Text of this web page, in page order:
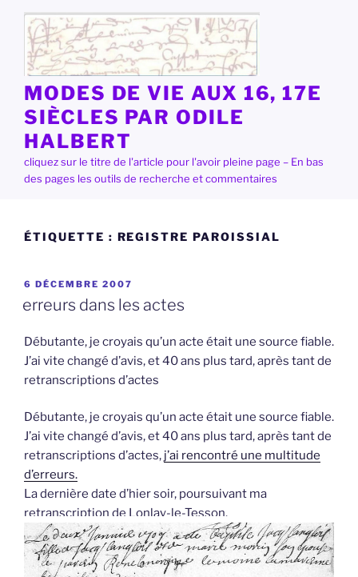
contenu
principal
MODES DE VIE AUX 16, 17E
SIÈCLES PAR ODILE
HALBERT
cliquez sur le titre de l'article pour l'avoir pleine page – En bas
des pages les outils de recherche et commentaires
ÉTIQUETTE : REGISTRE PAROISSIAL
PUBLIÉ
6 DÉCEMBRE 2007
erreurs dans les actes
Débutante, je croyais qu’un acte était une source fiable.
J’ai vite changé d’avis, et 40 ans plus tard, après tant de
retranscriptions d’actes
Débutante, je croyais qu’un acte était une source fiable.
J’ai vite changé d’avis, et 40 ans plus tard, après tant de
retranscriptions d’actes, j’ai rencontré une multitude
d’erreurs.
La dernière date d’hier soir, poursuivant ma
retranscription de Lonlay-le-Tesson.